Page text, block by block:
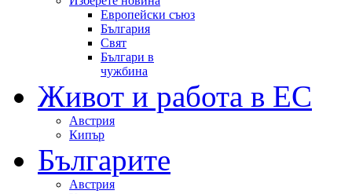
Европейски съюз
България
Свят
Българи в
чужбина
Живот и работа в ЕС
Австрия
Кипър
Българите
Австрия